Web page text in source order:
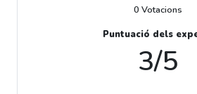
0 Votacions
Puntuació dels
3/5